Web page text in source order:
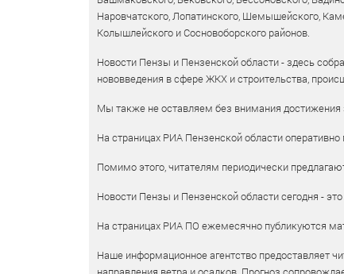
Наровчатского, Лопатинского, Шемышейского,
Колышлейского и Сосновоборского районов.
Новости Пензы и Пензенской области - здесь
нововведения в сфере ЖКХ и строительства,
Мы также не оставляем без внимания достижения
На страницах РИА Пензенской области
Помимо этого, читателям периодически
Новости Пензы и Пензенской области сегодня -
На страницах РИА ПО ежемесячно публикуются
Наше информационное агентство предоставляет